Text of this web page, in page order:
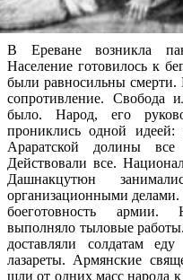
В Ереване возникла
Население готовилось к
были равносильны смерти.
сопротивление. Свобода
было. Народ, его
прониклись одной
Араратской долины
Действовали все.
Дашнакцутюн
организационными
боеготовность армии.
выполняло тыловые
доставляли солдатам
лазареты. Армянские
шли от одних масс народа